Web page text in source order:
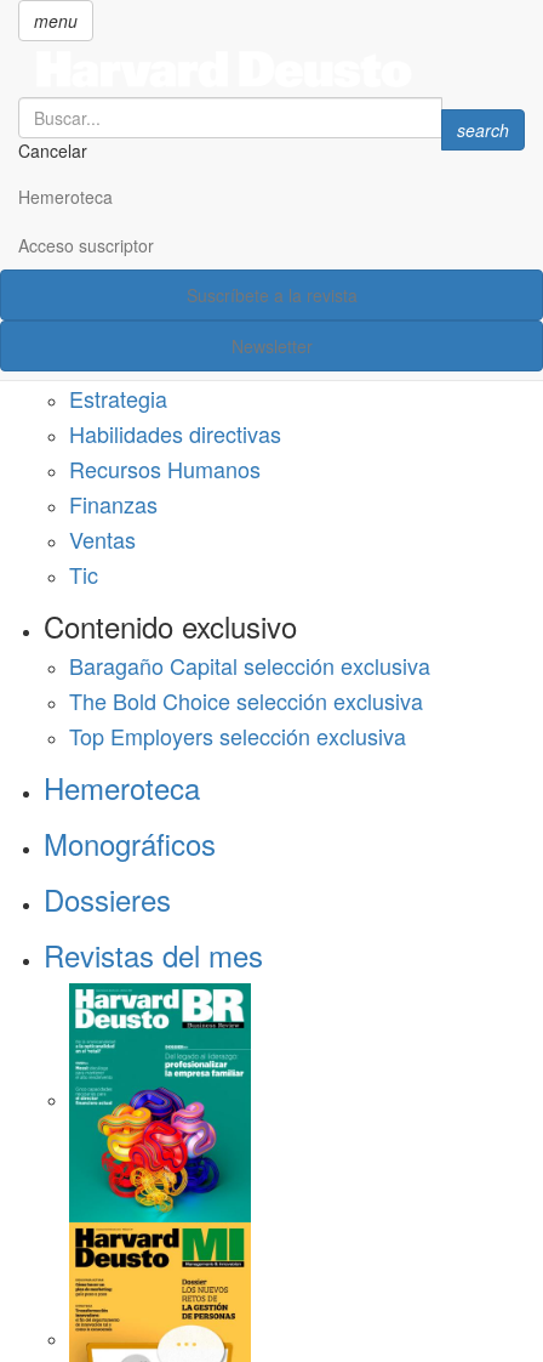
principal
menu
Search
Cancelar
Search
search
Hemeroteca
Acceso suscriptor
Suscríbete a la revista
Newsletter
Acceso suscriptor
Estrategia
Habilidades directivas
Recursos Humanos
Finanzas
Ventas
Tic
Contenido exclusivo
Baragaño Capital selección exclusiva
The Bold Choice selección exclusiva
Top Employers selección exclusiva
Hemeroteca
Monográficos
Dossieres
Revistas del mes